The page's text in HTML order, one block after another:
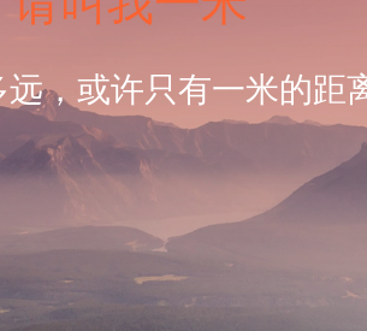
，或许只有一米的距